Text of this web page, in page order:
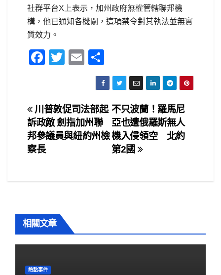
社群平台X上表示，加州政府無權管轄聯邦機
構，他已通知各機關，這項禁令對其執法並無實
質效力。
F
e
b
o
o
T
er
E
m
ail
h
ar
e
文
章
導
不只波蘭！羅馬尼
亞也遭俄羅斯無人
機入侵領空 北約
第2國
川普敦促司法部起
訴政敵 劍指加州聯
邦參議員與紐約州檢
察長
相關文章
熱點事件